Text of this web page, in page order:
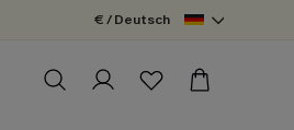
€ / Deutsch